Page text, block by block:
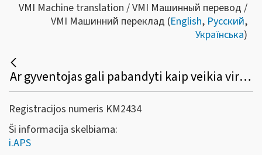
VMI Machine translation / VMI Машинный перевод /
VMI Машинний переклад (English, Русский,
Українська)
Ar gyventojas gali pabandyti kaip veikia virtualus buhalteris (i.APS)?
Registracijos numeris KM2434
Ši informacija skelbiama:
i.APS